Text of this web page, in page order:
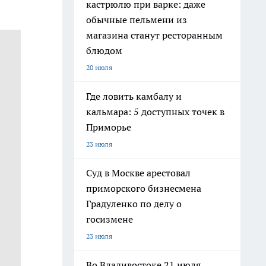
кастрюлю при варке: даже
обычные пельмени из
магазина станут ресторанным
блюдом
20 июля
Где ловить камбалу и
кальмара: 5 доступных точек в
Приморье
23 июля
Суд в Москве арестовал
приморского бизнесмена
Градуленко по делу о
госизмене
23 июля